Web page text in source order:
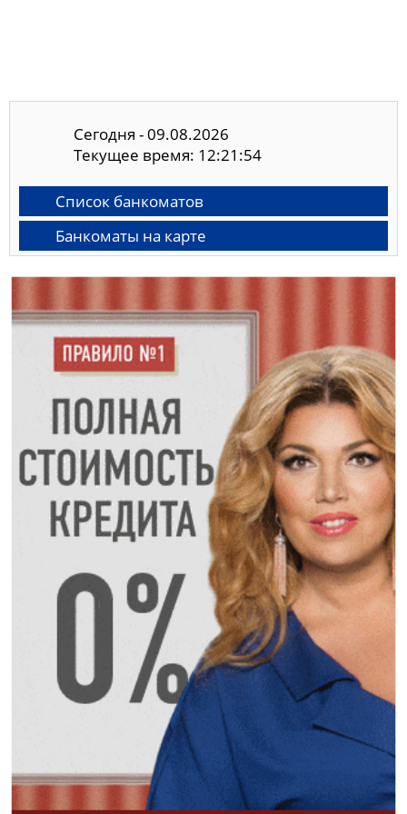
Сегодня - 09.08.2026
Текущее время: 12:21:54
Список банкоматов
Банкоматы на карте